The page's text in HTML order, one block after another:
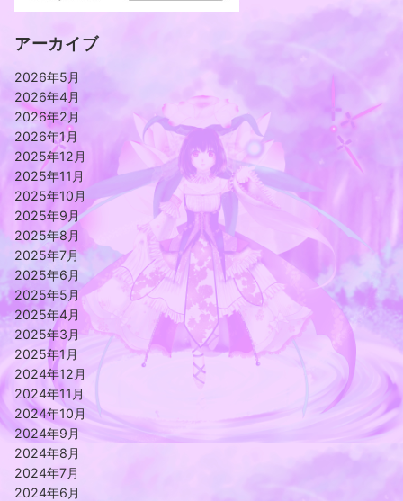
アーカイブ
2026年5月
2026年4月
2026年2月
2026年1月
2025年12月
2025年11月
2025年10月
2025年9月
2025年8月
2025年7月
2025年6月
2025年5月
2025年4月
2025年3月
2025年1月
2024年12月
2024年11月
2024年10月
2024年9月
2024年8月
2024年7月
2024年6月